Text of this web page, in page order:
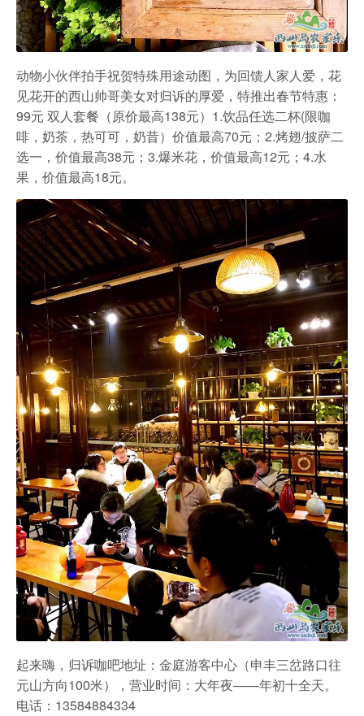
动物小伙伴拍手祝贺特殊用途动图，为回馈人家人爱，花
见花开的西山帅哥美女对归诉的厚爱，特推出春节特惠：
99元 双人套餐（原价最高138元）1.饮品任选二杯(限咖
啡，奶茶，热可可，奶昔）价值最高70元；2.烤翅/披萨二
选一，价值最高38元；3.爆米花，价值最高12元；4.水
果，价值最高18元。
起来嗨，归诉咖吧地址：金庭游客中心（申丰三岔路口往
元山方向100米），营业时间：大年夜——年初十全天。
电话：13584884334